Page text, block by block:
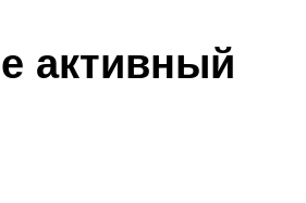
активный